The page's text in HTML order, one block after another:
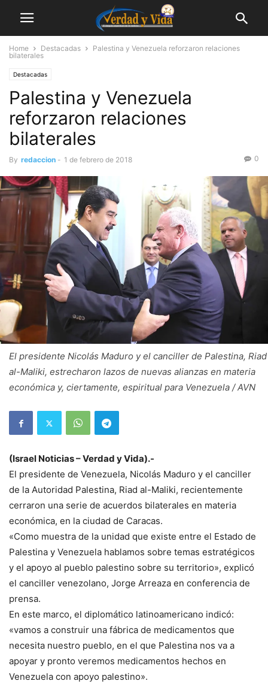
Home Destacadas
Palestina y Venezuela reforzaron relaciones
bilaterales
Destacadas
Palestina y Venezuela
reforzaron relaciones
bilaterales
By redaccion - 1 de febrero de 2018 0
El presidente Nicolás Maduro y el canciller de Palestina, Riad
al-Maliki, estrecharon lazos de nuevas alianzas en materia
económica y, ciertamente, espiritual para Venezuela / AVN
(Israel Noticias – Verdad y Vida).-
El presidente de Venezuela, Nicolás Maduro y el canciller
de la Autoridad Palestina, Riad al-Maliki, recientemente
cerraron una serie de acuerdos bilaterales en materia
económica, en la ciudad de Caracas.
«Como muestra de la unidad que existe entre el Estado de
Palestina y Venezuela hablamos sobre temas estratégicos
y el apoyo al pueblo palestino sobre su territorio», explicó
el canciller venezolano, Jorge Arreaza en conferencia de
prensa.
En este marco, el diplomático latinoamericano indicó:
«vamos a construir una fábrica de medicamentos que
necesita nuestro pueblo, en el que Palestina nos va a
apoyar y pronto veremos medicamentos hechos en
Venezuela con apoyo palestino».